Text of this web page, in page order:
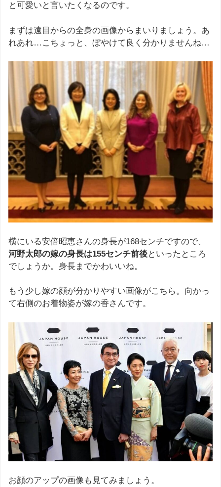
と可愛いと言いたくなるのです。
まずは遠目からの全身の画像からまいりましょう。あ
れあれ…こちょっと、ぼやけて良く分かりませんね…
横にいる安倍昭恵さんの身長が168センチですので、
河野太郎の嫁の身長は155センチ前後といったところ
でしょうか。身長までかわいいね。
もう少し嫁の顔が分かりやすい画像がこちら。向かっ
て右側のお着物姿が嫁の香さんです。
お顔のアップの画像も見てみましょう。